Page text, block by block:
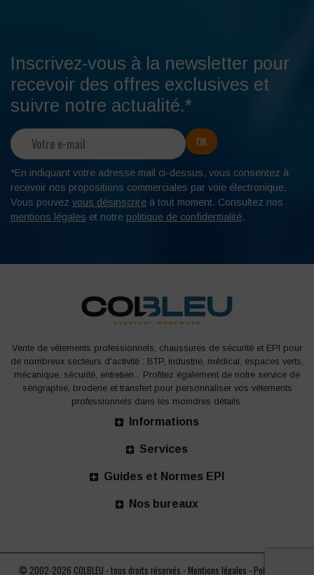
Inscrivez-vous à la newsletter pour
recevoir des offres exclusives et
suivre notre actualité.*
*En indiquant votre adresse mail ci-dessus, vous consentez à
recevoir nos propositions commerciales par voie électronique.
Vous pouvez vous désinscrire à tout moment. Consultez nos
mentions légales et notre politique de confidentialité.
Vente de vêtements professionnels, chaussures de sécurité et EPI pour
de nombreux secteurs d'activité : BTP, industrie, médical, espaces verts,
mécanique, sécurité, entretien... Profitez également de notre service de
sérigraphie, broderie et transfert pour personnaliser vos vêtements
professionnels dans les moindres détails.
Informations
Services
Guides et Normes EPI
Nos bureaux
© 2002-2026 COLBLEU - tous droits réservés - Mentions légales - Politique de